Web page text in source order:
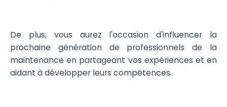
De plus, vous aurez l'occasion d'influencer la
prochaine génération de professionnels de la
maintenance en partageant vos expériences et en
aidant à développer leurs compétences.